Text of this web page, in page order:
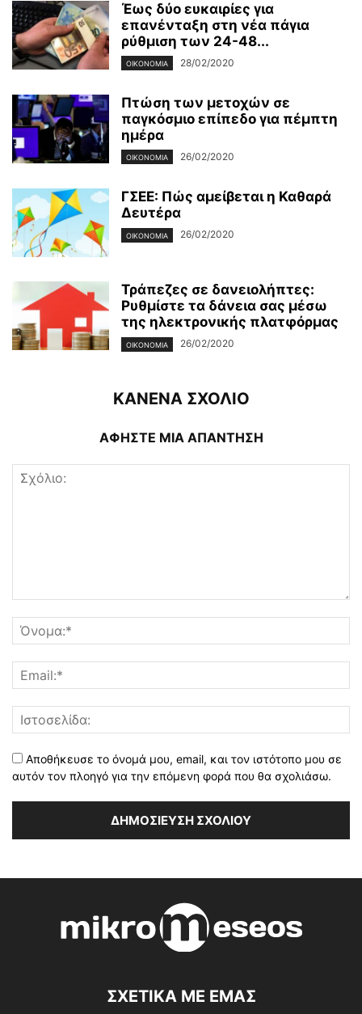
Έως δύο ευκαιρίες για
επανένταξη στη νέα πάγια
ρύθμιση των 24-48...
ΟΙΚΟΝΟΜΊΑ 28/02/2020
Πτώση των μετοχών σε
παγκόσμιο επίπεδο για πέμπτη
ημέρα
ΟΙΚΟΝΟΜΊΑ 26/02/2020
ΓΣΕΕ: Πώς αμείβεται η Καθαρά
Δευτέρα
ΟΙΚΟΝΟΜΊΑ 26/02/2020
Τράπεζες σε δανειολήπτες:
Ρυθμίστε τα δάνεια σας μέσω
της ηλεκτρονικής πλατφόρμας
ΟΙΚΟΝΟΜΊΑ 26/02/2020
ΚΑΝΕΝΑ ΣΧΟΛΙΟ
ΑΦΗΣΤΕ ΜΙΑ ΑΠΑΝΤΗΣΗ
Αποθήκευσε το όνομά μου, email, και τον ιστότοπο μου σε
αυτόν τον πλοηγό για την επόμενη φορά που θα σχολιάσω.
ΣΧΕΤΙΚΑ ΜΕ ΕΜΑΣ